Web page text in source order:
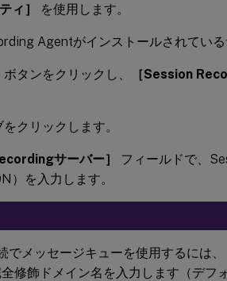
ィ］
を使用します。
Agentがインストールされている
ボタンをクリックし、 ［Session
をクリックします。
サーバー］
フィールドで、
）を入力します。
でメッセージキューを使用するには、
修飾ドメイン名を入力します（デフ